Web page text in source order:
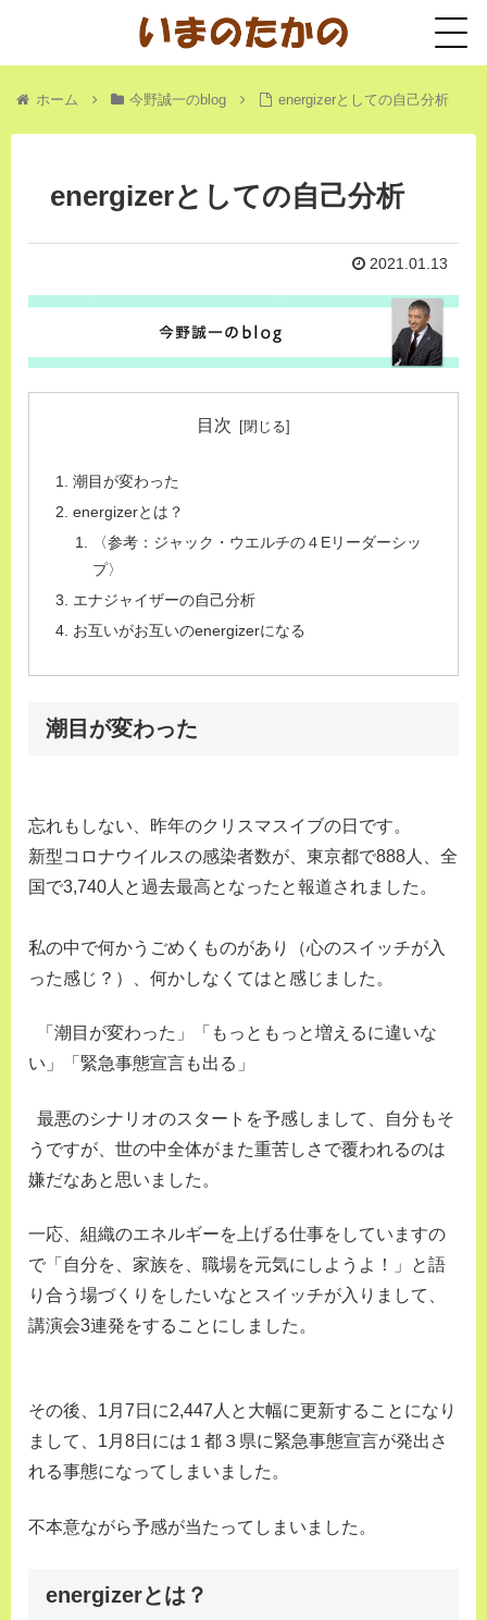
ホーム 今野誠一のblog energizerとしての自己分析
energizerとしての自己分析
2021.01.13
目次
潮目が変わった
energizerとは？
〈参考：ジャック・ウエルチの４Eリーダーシッ
プ〉
エナジャイザーの自己分析
お互いがお互いのenergizerになる
潮目が変わった
忘れもしない、昨年のクリスマスイブの日です。
新型コロナウイルスの感染者数が、東京都で888人、全
国で3,740人と過去最高となったと報道されました。
私の中で何かうごめくものがあり（心のスイッチが入
った感じ？）、何かしなくてはと感じました。
「潮目が変わった」「もっともっと増えるに違いな
い」「緊急事態宣言も出る」
最悪のシナリオのスタートを予感しまして、自分もそ
うですが、世の中全体がまた重苦しさで覆われるのは
嫌だなあと思いました。
一応、組織のエネルギーを上げる仕事をしていますの
で「自分を、家族を、職場を元気にしようよ！」と語
り合う場づくりをしたいなとスイッチが入りまして、
講演会3連発をすることにしました。
その後、1月7日に2,447人と大幅に更新することになり
まして、1月8日には１都３県に緊急事態宣言が発出さ
れる事態になってしまいました。
不本意ながら予感が当たってしまいました。
energizerとは？